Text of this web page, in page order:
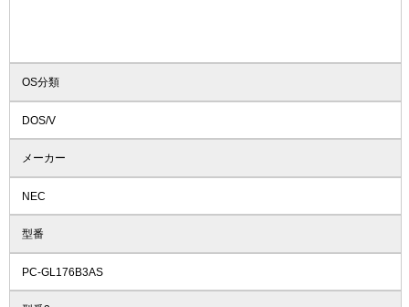
OS分類
DOS/V
メーカー
NEC
型番
PC-GL176B3AS